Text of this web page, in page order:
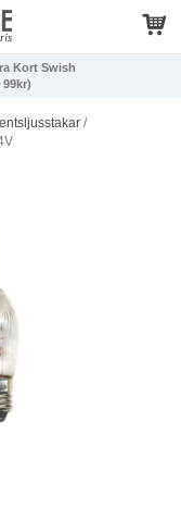
Kort Swish
/